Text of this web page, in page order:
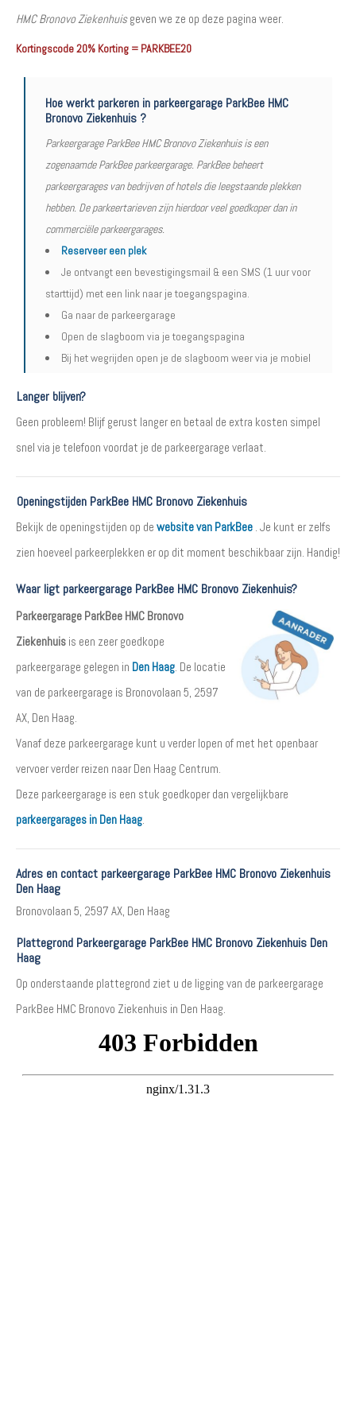
HMC Bronovo Ziekenhuisgeven we ze op deze pagina weer.
Kortingscode 20% Korting = PARKBEE20
Hoe werkt parkeren in parkeergarage ParkBee HMC
Bronovo Ziekenhuis ?
Parkeergarage ParkBee HMC Bronovo Ziekenhuis is een
zogenaamde ParkBee parkeergarage. ParkBee beheert
parkeergarages van bedrijven of hotels die leegstaande plekken
hebben. De parkeertarieven zijn hierdoor veel goedkoper dan in
commerciële parkeergarages.
Reserveer een plek
Je ontvangt een bevestigingsmail & een SMS (1 uur voor
starttijd) met een link naar je toegangspagina.
Ga naar de parkeergarage
Open de slagboom via je toegangspagina
Bij het wegrijden open je de slagboom weer via je mobiel
Langer blijven?
Geen probleem! Blijf gerust langer en betaal de extra kosten simpel
snel via je telefoon voordat je de parkeergarage verlaat.
Openingstijden ParkBee HMC Bronovo Ziekenhuis
Bekijk de openingstijden op de website van ParkBee . Je kunt er zelfs
zien hoeveel parkeerplekken er op dit moment beschikbaar zijn. Handig!
Waar ligt parkeergarage ParkBee HMC Bronovo Ziekenhuis?
Parkeergarage ParkBee HMC Bronovo
Ziekenhuis is een zeer goedkope
parkeergarage gelegen in Den Haag. De locatie
van de parkeergarage is Bronovolaan 5, 2597
AX, Den Haag.
Vanaf deze parkeergarage kunt u verder lopen of met het openbaar
vervoer verder reizen naar Den Haag Centrum.
Deze parkeergarage is een stuk goedkoper dan vergelijkbare
parkeergarages in Den Haag.
Adres en contact parkeergarage ParkBee HMC Bronovo Ziekenhuis
Den Haag
Bronovolaan 5, 2597 AX, Den Haag
Plattegrond Parkeergarage ParkBee HMC Bronovo Ziekenhuis Den
Haag
Op onderstaande plattegrond ziet u de ligging van de parkeergarage
ParkBee HMC Bronovo Ziekenhuis in Den Haag.